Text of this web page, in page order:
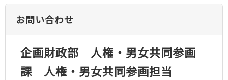
お問い合わせ
企画財政部 人権・男女共同参画
課 人権・男女共同参画担当